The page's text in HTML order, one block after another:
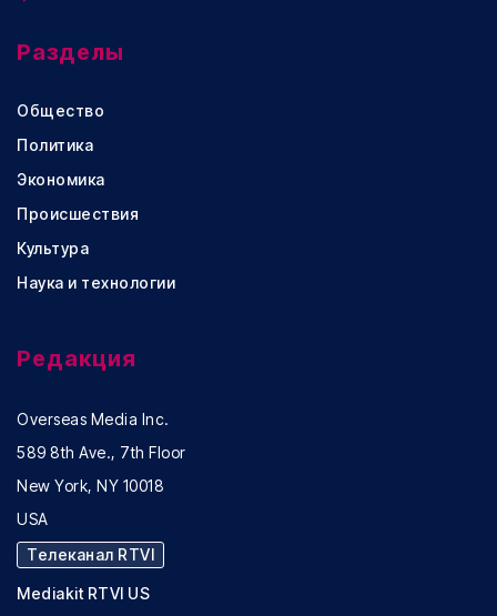
Разделы
Общество
Политика
Экономика
Происшествия
Культура
Наука и технологии
Редакция
Overseas Media Inc.
589 8th Ave., 7th Floor
New York, NY 10018
USA
Телеканал RTVI
Mediakit RTVI US